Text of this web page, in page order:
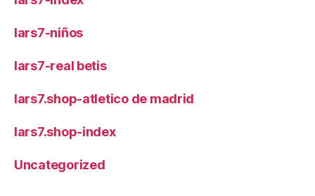
lars7-niños
lars7-real betis
lars7.shop-atletico de madrid
lars7.shop-index
Uncategorized